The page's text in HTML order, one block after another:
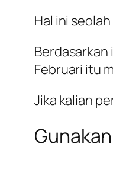
Hal ini
Berdasarkan
Februari itu
Jika kalian